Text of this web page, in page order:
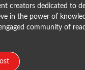
creators dedicated to
in the power of
community of